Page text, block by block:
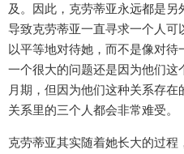
及。因此，克劳蒂亚永远都是
导致克劳蒂亚一直寻求一个人
以平等地对待她，而不是像对
一个很大的问题还是因为他们
月期，但因为他们这种关系存
关系里的三个人都会非常难受。
克劳蒂亚其实随着她长大的过